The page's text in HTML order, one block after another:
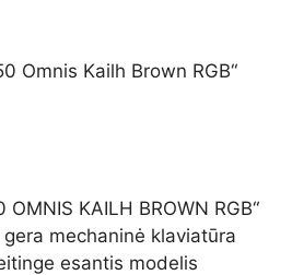
OMNIS KAILH BROWN RGB“
mechaninė klaviatūra
esantis modelis